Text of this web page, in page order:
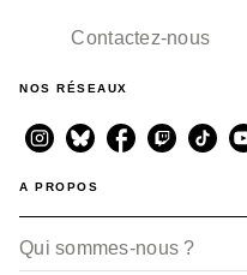
Contactez-nous
NOS RÉSEAUX
A PROPOS
Qui sommes-nous ?